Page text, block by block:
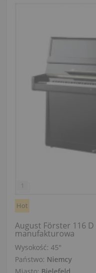
Hot
August Förster 116
manufakturowa
Wysokość: 45″
Państwo: Niemcy